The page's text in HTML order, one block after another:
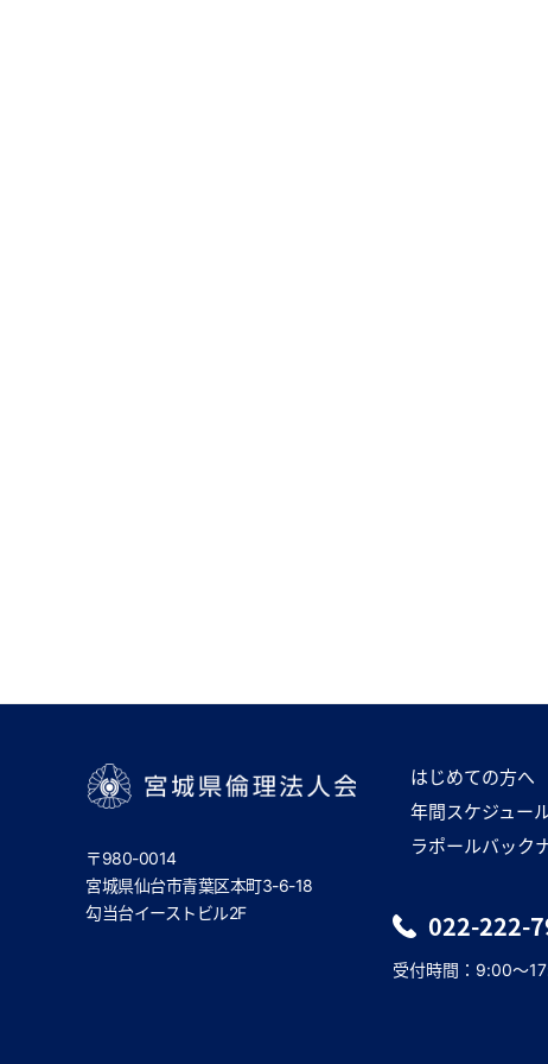
〒980-0014
宮城県仙台市青葉区本町3-6-18
勾当台イーストビル2F
はじめての方へ
年間スケジュー
ラポールバック
022-222-
受付時間：9:00～